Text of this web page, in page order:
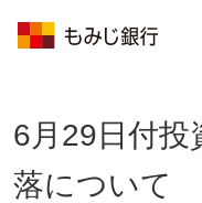
6月29日付投
落について